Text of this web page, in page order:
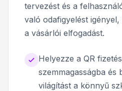
tervezést és a
való odafigyelést
a vásárlói elfogadást.
Helyezze a QR
szemmagasságba és
világítást a könnyű